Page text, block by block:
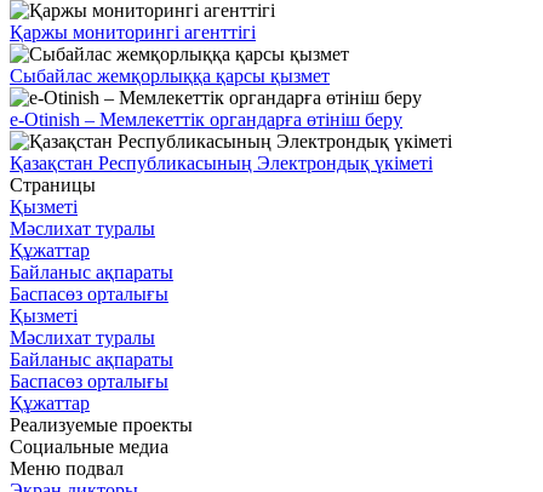
Қаржы мониторингі агенттігі
Сыбайлас жемқорлыққа қарсы қызмет
e-Otinish – Мемлекеттік органдарға өтініш беру
Қазақстан Республикасының Электрондық үкіметі
Страницы
Қызметі
Мәслихат туралы
Құжаттар
Байланыс ақпараты
Баспасөз орталығы
Қызметі
Мәслихат туралы
Байланыс ақпараты
Баспасөз орталығы
Құжаттар
Реализуемые проекты
Социальные медиа
Меню подвал